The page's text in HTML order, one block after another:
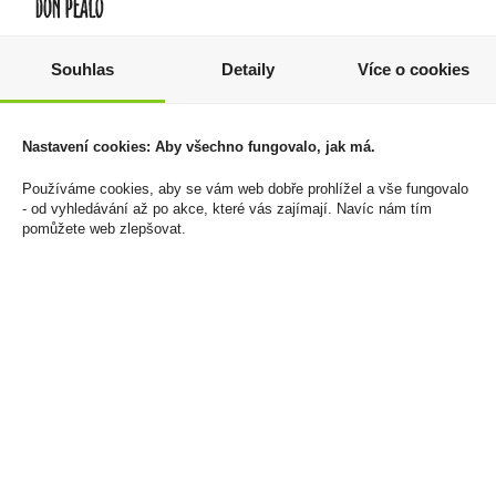
Cena za:1 ks
Skladem:
50 - 100 ks
18mg/ml
125 Kč
Cena za:1 ks
Souhlas Detaily Více o cookies
Nastavení cookies: Aby všechno fungovalo, jak má.
Používáme cookies, aby se vám web dobře prohlížel a vše fungovalo
- od vyhledávání až po akce, které vás zajímají. Navíc nám tím
pomůžete web zlepšovat.